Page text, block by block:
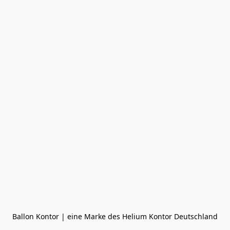
Ballon Kontor | eine Marke des Helium Kontor Deutschland